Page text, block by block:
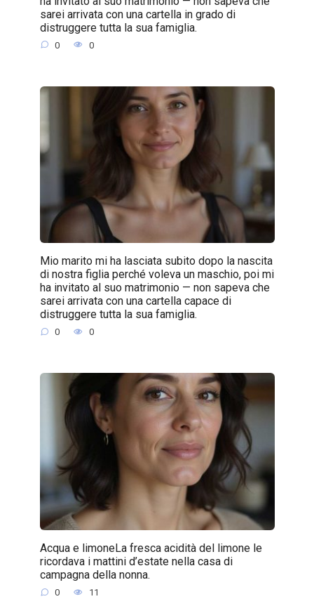
sarei arrivata con una cartella in grado di
distruggere tutta la sua famiglia.
0 0
Mio marito mi ha lasciata subito dopo la nascita
di nostra figlia perché voleva un maschio, poi mi
ha invitato al suo matrimonio — non sapeva che
sarei arrivata con una cartella capace di
distruggere tutta la sua famiglia.
0 0
Acqua e limoneLa fresca acidità del limone le
ricordava i mattini d’estate nella casa di
campagna della nonna.
0 11